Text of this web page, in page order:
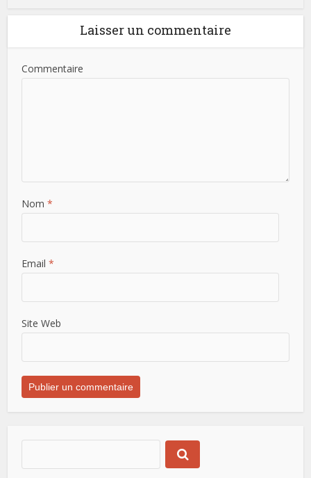
Laisser un commentaire
Commentaire
Nom *
Email *
Site Web